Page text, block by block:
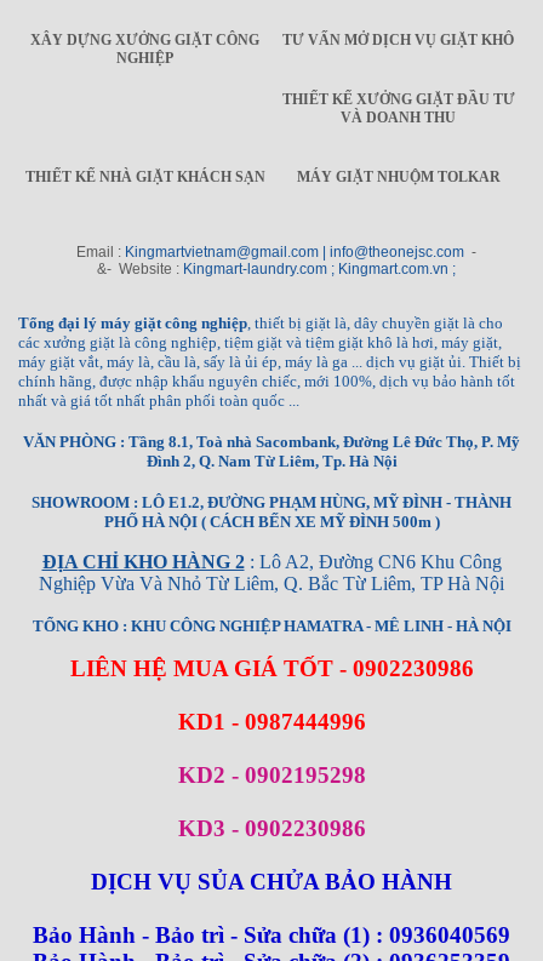
XÂY DỰNG XƯỞNG GIẶT CÔNG
NGHIỆP
TƯ VẤN MỞ DỊCH VỤ GIẶT KHÔ
THIẾT KẾ XƯỞNG GIẶT ĐẦU TƯ
VÀ DOANH THU
THIẾT KẾ NHÀ GIẶT KHÁCH SẠN MÁY GIẶT NHUỘM TOLKAR
Email : Kingmartvietnam@gmail.com | info@theonejsc.com -
&- Website : Kingmart-laundry.com ; Kingmart.com.vn ;
Tổng đại lý máy giặt công nghiệp, thiết bị giặt là, dây chuyền giặt là cho
các xưởng giặt là công nghiệp, tiệm giặt và tiệm giặt khô là hơi, máy giặt,
máy giặt vắt, máy là, cầu là, sấy là ủi ép, máy là ga ... dịch vụ giặt ủi. Thiết bị
chính hãng, được nhập khẩu nguyên chiếc, mới 100%, dịch vụ bảo hành tốt
nhất và giá tốt nhất phân phối toàn quốc ...
VĂN PHÒNG : Tầng 8.1, Toà nhà Sacombank, Đường Lê Đức Thọ, P. Mỹ
Đình 2, Q. Nam Từ Liêm, Tp. Hà Nội
SHOWROOM : LÔ E1.2, ĐƯỜNG PHẠM HÙNG, MỸ ĐÌNH - THÀNH
PHỐ HÀ NỘI ( CÁCH BẾN XE MỸ ĐÌNH 500m )
ĐỊA CHỈ KHO HÀNG 2: Lô A2, Đường CN6 Khu Công
Nghiệp Vừa Và Nhỏ Từ Liêm, Q. Bắc Từ Liêm, TP Hà Nội
TỔNG KHO : KHU CÔNG NGHIỆP HAMATRA - MÊ LINH - HÀ NỘI
LIÊN HỆ MUA GIÁ TỐT - 0902230986
KD1 - 0987444996
KD2 - 0902195298
KD3 - 0902230986
DỊCH VỤ SỦA CHỬA BẢO HÀNH
Bảo Hành - Bảo trì - Sửa chữa (1) : 0936040569